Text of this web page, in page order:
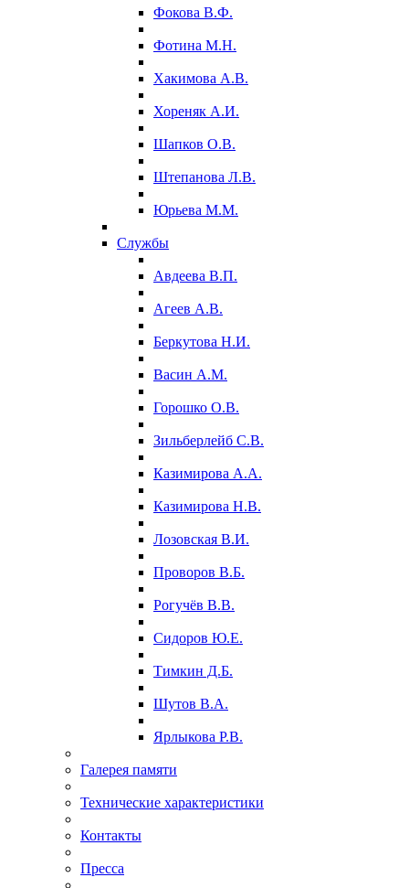
Фокова В.Ф.
Фотина М.Н.
Хакимова А.В.
Хореняк А.И.
Шапков О.В.
Штепанова Л.В.
Юрьева М.М.
Службы
Авдеева В.П.
Агеев А.В.
Беркутова Н.И.
Васин А.М.
Горошко О.В.
Зильберлейб С.В.
Казимирова А.А.
Казимирова Н.В.
Лозовская В.И.
Проворов В.Б.
Рогучёв В.В.
Сидоров Ю.Е.
Тимкин Д.Б.
Шутов В.А.
Ярлыкова Р.В.
Галерея памяти
Технические характеристики
Контакты
Пресса